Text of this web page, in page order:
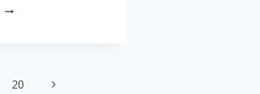
STREETLINER
20
Następna